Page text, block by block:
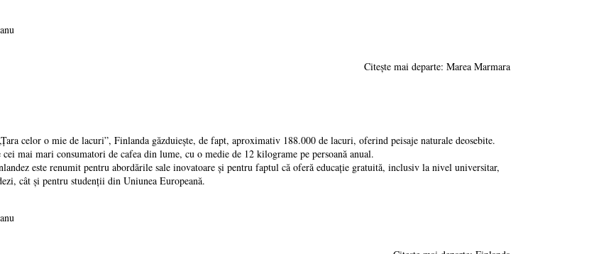
Citește mai departe: Marea Marmara
celor o mie de lacuri”, Finlanda găzduiește, de fapt, aproximativ 188.000 de lacuri, oferind peisaje naturale deosebite.
mai mari consumatori de cafea din lume, cu o medie de 12 kilograme pe persoană anual.
este renumit pentru abordările sale inovatoare și pentru faptul că oferă educație gratuită, inclusiv la nivel universitar,
cât și pentru studenții din Uniunea Europeană.